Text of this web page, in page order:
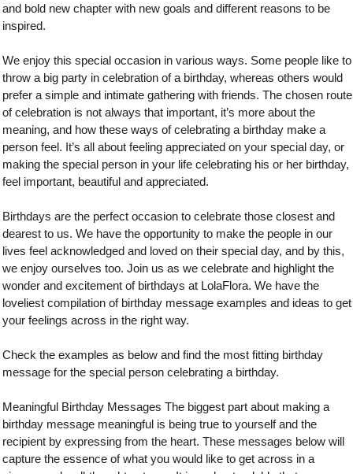
and bold new chapter with new goals and different reasons to be
inspired.
We enjoy this special occasion in various ways. Some people like to
throw a big party in celebration of a birthday, whereas others would
prefer a simple and intimate gathering with friends. The chosen route
of celebration is not always that important, it’s more about the
meaning, and how these ways of celebrating a birthday make a
person feel. It’s all about feeling appreciated on your special day, or
making the special person in your life celebrating his or her birthday,
feel important, beautiful and appreciated.
Birthdays are the perfect occasion to celebrate those closest and
dearest to us. We have the opportunity to make the people in our
lives feel acknowledged and loved on their special day, and by this,
we enjoy ourselves too. Join us as we celebrate and highlight the
wonder and excitement of birthdays at LolaFlora. We have the
loveliest compilation of birthday message examples and ideas to get
your feelings across in the right way.
Check the examples as below and find the most fitting birthday
message for the special person celebrating a birthday.
Meaningful Birthday Messages The biggest part about making a
birthday message meaningful is being true to yourself and the
recipient by expressing from the heart. These messages below will
capture the essence of what you would like to get across in a